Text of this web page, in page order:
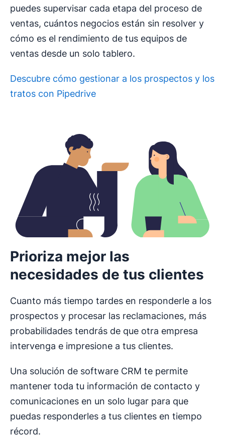
puedes supervisar cada etapa del proceso de
ventas, cuántos negocios están sin resolver y
cómo es el rendimiento de tus equipos de
ventas desde un solo tablero.
Descubre cómo gestionar a los prospectos y los
tratos con Pipedrive
Prioriza mejor las
necesidades de tus clientes
Cuanto más tiempo tardes en responderle a los
prospectos y procesar las reclamaciones, más
probabilidades tendrás de que otra empresa
intervenga e impresione a tus clientes.
Una solución de software CRM te permite
mantener toda tu información de contacto y
comunicaciones en un solo lugar para que
puedas responderles a tus clientes en tiempo
récord.